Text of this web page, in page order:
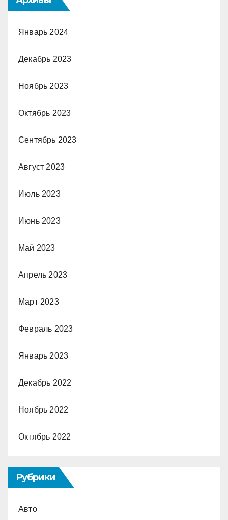
Январь 2024
Декабрь 2023
Ноябрь 2023
Октябрь 2023
Сентябрь 2023
Август 2023
Июль 2023
Июнь 2023
Май 2023
Апрель 2023
Март 2023
Февраль 2023
Январь 2023
Декабрь 2022
Ноябрь 2022
Октябрь 2022
Рубрики
Авто